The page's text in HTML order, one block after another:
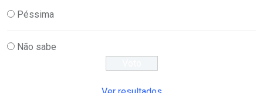
Péssima
Não sabe